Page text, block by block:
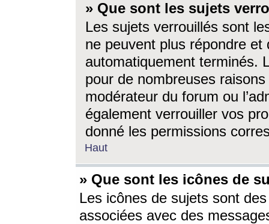
» Que sont les sujets
Les sujets verrouillés sont
ne peuvent plus répondre
automatiquement terminés.
pour de nombreuses
modérateur du forum ou
également verrouiller vos
donné les permissions
Haut
» Que sont les icônes de
Les icônes de sujets sont
associées avec des